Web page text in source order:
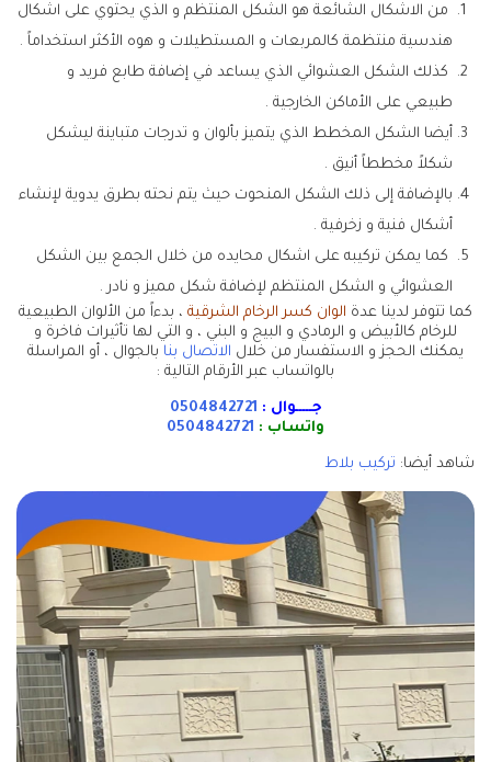
من الاشكال الشائعة هو الشكل المنتظم و الذي يحتوي على اشكال
هندسية منتظمة كالمربعات و المستطيلات و هوه الأكثر استخداماً .
كذلك الشكل العشوائي الذي يساعد في إضافة طابع فريد و
طبيعي على الأماكن الخارجية .
أيضا الشكل المخطط الذي يتميز بألوان و تدرجات متباينة ليشكل
شكلاً مخططاً أنيق .
بالإضافة إلى ذلك الشكل المنحوت حيث يتم نحته بطرق يدوية لإنشاء
أشكال فنية و زخرفية .
كما يمكن تركيبه على اشكال محايده من خلال الجمع بين الشكل
العشوائي و الشكل المنتظم لإضافة شكل مميز و نادر .
كما تتوفر لدينا عدة الوان كسر الرخام الشرقية ، بدءاً من الألوان الطبيعية
للرخام كالأبيض و الرمادي و البيج و البني ، و التي لها تأثيرات فاخرة و
يمكنك الحجز و الاستفسار من خلال الاتصال بنا بالجوال ، أو المراسلة
بالواتساب عبر الأرقام التالية :
جـــــوال :
واتساب : 0504842721
شاهد أيضا: تركيب بلاط